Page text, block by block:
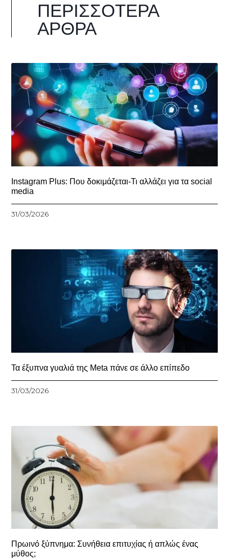
ΠΕΡΙΣΣΌΤΕΡΑ
ΆΡΘΡΑ
Instagram Plus: Που δοκιμάζεται-Τι αλλάζει για τα social
media
31/03/2026
Τα έξυπνα γυαλιά της Meta πάνε σε άλλο επίπεδο
31/03/2026
Πρωινό ξύπνημα: Συνήθεια επιτυχίας ή απλώς ένας
μύθος;